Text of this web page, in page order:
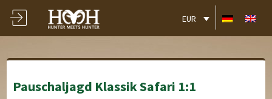
EUR
Pauschaljagd Klassik Safari 1:1